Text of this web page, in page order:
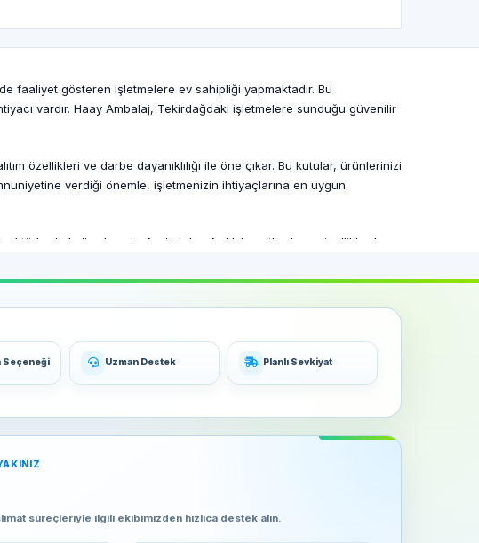
faaliyet gösteren işletmelere ev sahipliği yapmaktadır. Bu
vardır. Haay Ambalaj, Tekirdağdaki işletmelere sunduğu güvenilir
özellikleri ve darbe dayanıklılığı ile öne çıkar. Bu kutular, ürünlerinizi
verdiği önemle, işletmenizin ihtiyaçlarına en uygun
kullanılan strafor kutular, farklı boyutlarda ve özelliklerde
güvenilir teslimat hizmeti sunarak, tedarik zincirinizin sorunsuz
kesintisiz devam etmesine olanak tanır.
ürünleri, geniş ürün yelpazesi ve müşteri odaklı hizmet
Tekirdağ'daki işletmenizin ihtiyaçlarına en uygun strafor kutulara
Seçeneği Uzman Destek Planlı Sevkiyat
süreçleriyle ilgili ekibimizden hızlıca destek alın.